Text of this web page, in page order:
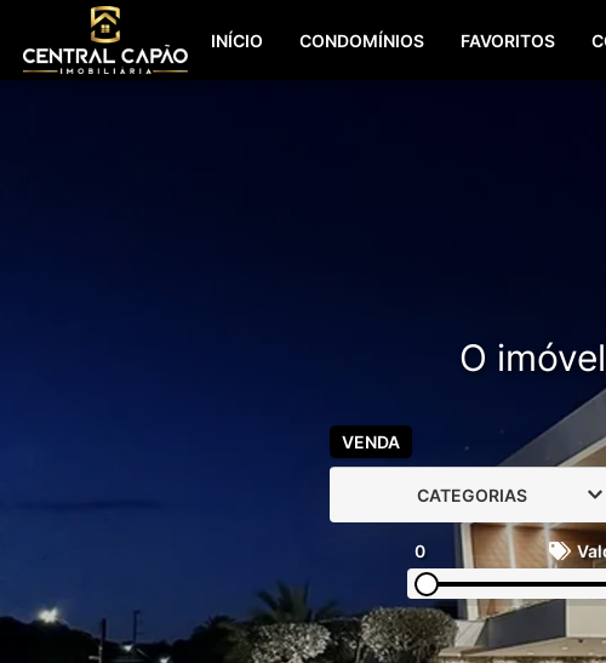
INÍCIO CONDOMÍNIOS FAVORITOS
O
VENDA
CATEGORIAS
0